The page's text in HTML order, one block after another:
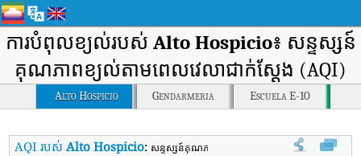
ការបំពុលខ្យល់របស់ Alto Hospicio៖ សន្ទស្សន៍
គុណភាពខ្យល់តាមពេលវេលាជាក់ស្តែង (AQI)
Alto Hospicio Gendarmeria Escuela E-10
AQI របស់Alto Hospicio: សន្ទស្សន៍គុណភាពខ្យល់តាមពេលវេលាពិតរបស់ Alto